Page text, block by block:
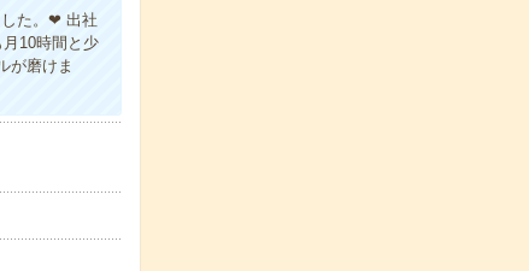
た。❤ 出社
10時間と少
が磨けま